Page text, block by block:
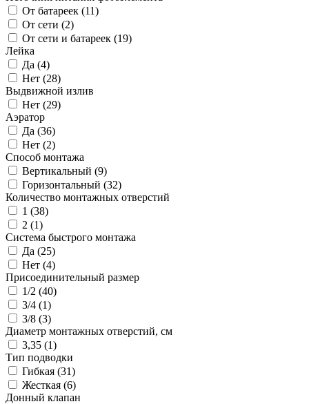
От батареек (11)
От сети (2)
От сети и батареек (19)
Лейка
Да (4)
Нет (28)
Выдвижной излив
Нет (29)
Аэратор
Да (36)
Нет (2)
Способ монтажа
Вертикальный (9)
Горизонтальный (32)
Количество монтажных отверстий
1 (38)
2 (1)
Система быстрого монтажа
Да (25)
Нет (4)
Присоединительный размер
1/2 (40)
3/4 (1)
3/8 (3)
Диаметр монтажных отверстий, см
3,35 (1)
Тип подводки
Гибкая (31)
Жесткая (6)
Донный клапан